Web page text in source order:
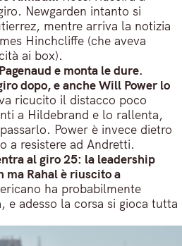
Newgarden intanto si
mentre arriva la notizia
Hinchcliffe (che aveva
ai box).
e monta le dure.
dopo, e anche Will Power lo
ricucito il distacco poco
a Hildebrand e lo rallenta,
Power è invece dietro
a resistere ad Andretti.
al giro 25: la leadership
ma Rahal è riuscito a
ha probabilmente
e adesso la corsa si gioca tutta